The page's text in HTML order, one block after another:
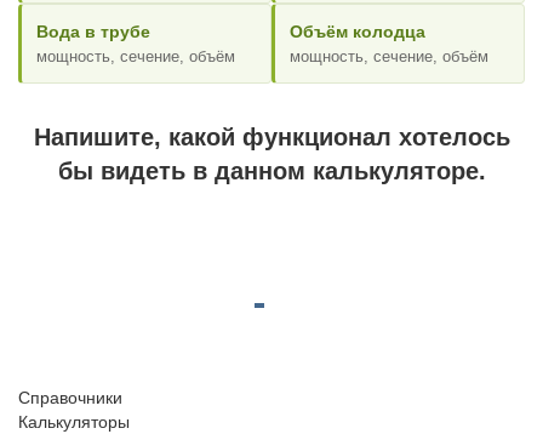
Вода в трубе
мощность, сечение, объём
Объём колодца
мощность, сечение, объём
Напишите, какой функционал хотелось
бы видеть в данном калькуляторе.
Справочники
Калькуляторы